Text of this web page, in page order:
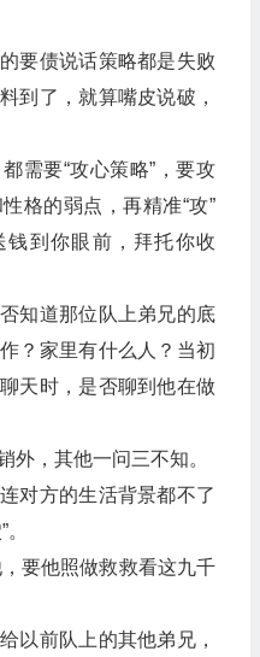
要债说话策略都是失败
到了，就算嘴皮说破，
需要“攻心策略”，要攻
格的弱点，再精准“攻”
钱到你眼前，拜托你收
知道那位队上弟兄的底
？家里有什么人？当初
天时，是否聊到他在做
外，其他一问三不知。
对方的生活背景都不了
要他照做救救看这九千
以前队上的其他弟兄，